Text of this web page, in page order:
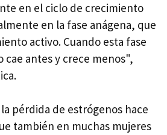
en el ciclo de crecimiento
en la fase anágena, que
activo. Cuando esta fase
cae antes y crece menos",
pérdida de estrógenos hace
también en muchas mujeres